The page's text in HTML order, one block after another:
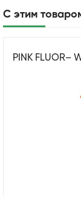
С этим
PINK FLUOR–